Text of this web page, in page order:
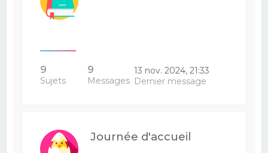
9
Sujets
9
Messages
13 nov. 2024, 21:33
Dernier message
Journée d'accueil